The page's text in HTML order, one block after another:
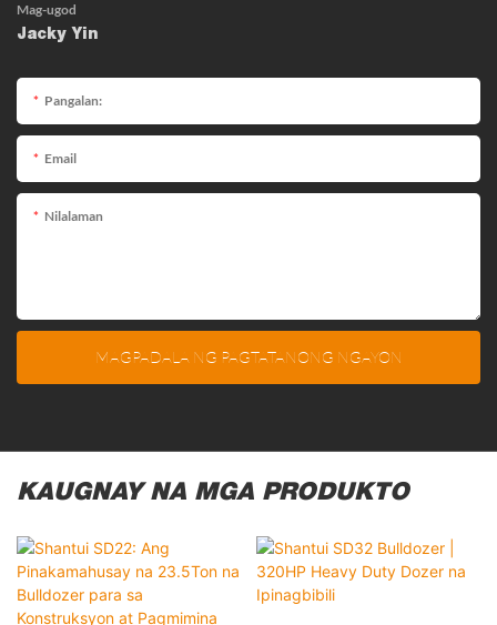
Mag-ugod
Jacky Yin
Pangalan:
Email
Nilalaman
MAGPADALA NG PAGTATANONG NGAYON
KAUGNAY NA MGA PRODUKTO